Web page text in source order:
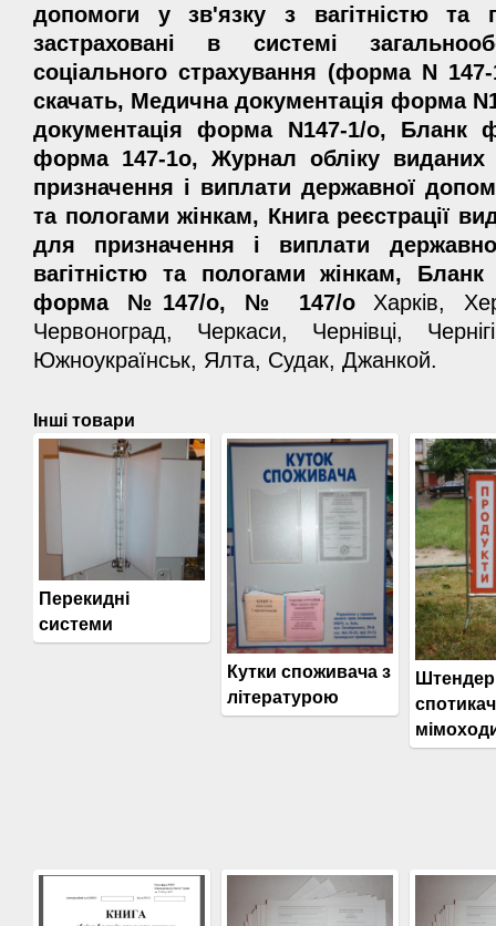
допомоги у зв'язку з вагітністю та
застраховані в системі
соціального страхування (форма N
скачать, Медична документація форма
документація форма N147-1/о,
форма 147-1о, Журнал обліку виданих
призначення і виплати державної
та пологами жінкам, Книга реєстрації
для призначення і виплати
вагітністю та пологами жінкам,
форма №147/о, № 147/оХарків,
Червоноград, Черкаси, Чернівці,
Южноукраїнськ, Ялта, Судак, Джанкой.
Інші товари
Перекидні
системи
Кутки споживача з
літературою